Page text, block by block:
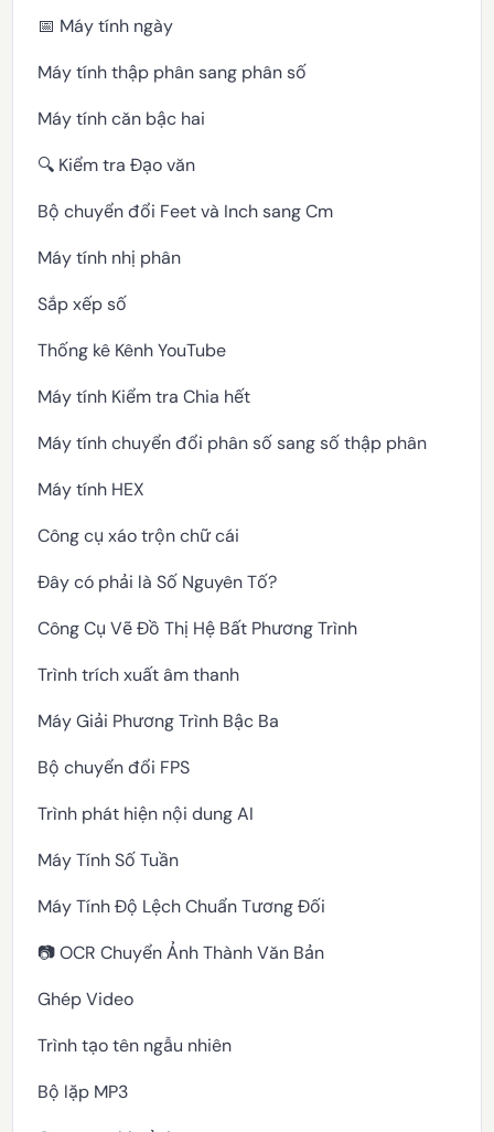
📅 Máy tính ngày
Máy tính thập phân sang phân số
Máy tính căn bậc hai
🔍 Kiểm tra Đạo văn
Bộ chuyển đổi Feet và Inch sang Cm
Máy tính nhị phân
Sắp xếp số
Thống kê Kênh YouTube
Máy tính Kiểm tra Chia hết
Máy tính chuyển đổi phân số sang số thập phân
Máy tính HEX
Công cụ xáo trộn chữ cái
Đây có phải là Số Nguyên Tố?
Công Cụ Vẽ Đồ Thị Hệ Bất Phương Trình
Trình trích xuất âm thanh
Máy Giải Phương Trình Bậc Ba
Bộ chuyển đổi FPS
Trình phát hiện nội dung AI
Máy Tính Số Tuần
Máy Tính Độ Lệch Chuẩn Tương Đối
📷 OCR Chuyển Ảnh Thành Văn Bản
Ghép Video
Trình tạo tên ngẫu nhiên
Bộ lặp MP3